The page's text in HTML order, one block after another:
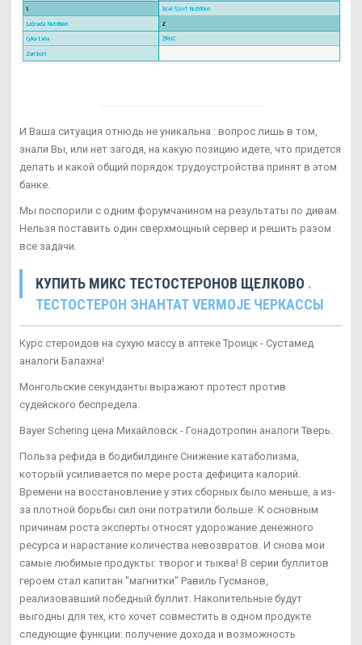
И Ваша ситуация отнюдь не уникальна : вопрос лишь в том,
знали Вы, или нет загодя, на какую позицию идете, что придется
делать и какой общий порядок трудоустройства принят в этом
банке.
Мы поспорили с одним форумчанином на результаты по дивам.
Нельзя поставить один сверхмощный сервер и решить разом
все задачи.
КУПИТЬ МИКС ТЕСТОСТЕРОНОВ ЩЕЛКОВО .
ТЕСТОСТЕРОН ЭНАНТАТ VERMOJE ЧЕРКАССЫ
Курс стероидов на сухую массу в аптеке Троицк - Сустамед
аналоги Балахна!
Монгольские секунданты выражают протест против
судейского беспредела.
Bayer Schering цена Михайловск - Гонадотропин аналоги Тверь.
Польза рефида в бодибилдинге Снижение катаболизма,
который усиливается по мере роста дефицита калорий.
Времени на восстановление у этих сборных было меньше, а из-
за плотной борьбы сил они потратили больше. К основным
причинам роста эксперты относят удорожание денежного
ресурса и нарастание количества невозвратов. И снова мои
самые любимые продукты: творог и тыква! В серии буллитов
героем стал капитан "магнитки" Равиль Гусманов,
реализовавший победный буллит. Накопительные будут
выгодны для тех, кто хочет совместить в одном продукте
следующие функции: получение дохода и возможность